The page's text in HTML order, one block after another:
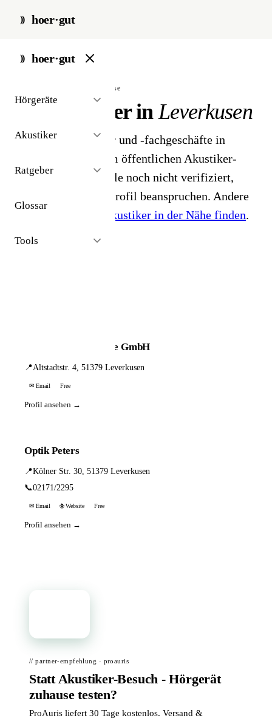
hoer·gut
hoer·gut
Hörgeräte
Akustiker
Ratgeber
Glossar
Tools
start / akustiker / leverkusen
// stadt · leverkusen · 2 ergebnisse
Hörakustiker inLeverkusen
2 Hörgeräteakustiker und -fachgeschäfte in
Leverkusen. Aus dem öffentlichen Akustiker-
Bestand 2026 - Profile noch nicht verifiziert,
Inhaber können ihr Profil beanspruchen. Andere
Hörakustiker in der Nähe finden.
Hammes Hörsysteme GmbH
📍Altstadtstr. 4, 51379 Leverkusen
✉ Email Free
Profil ansehen →
Optik Peters
📍Kölner Str. 30, 51379 Leverkusen
📞02171/2295
✉ Email 🌐 Website Free
Profil ansehen →
// partner-empfehlung · proauris
Statt Akustiker-Besuch - Hörgerät
zuhause testen?
ProAuris liefert 30 Tage kostenlos. Versand &